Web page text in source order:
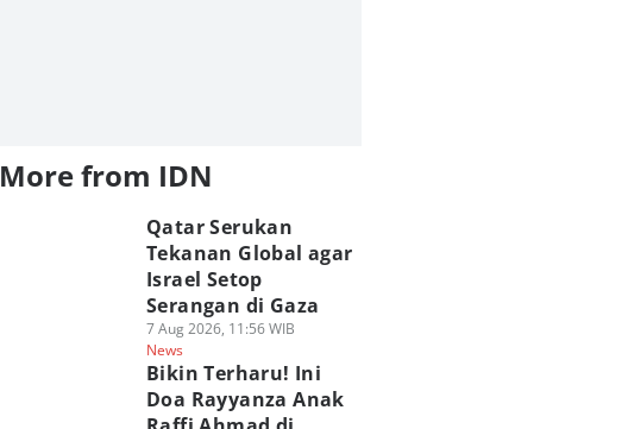
More from IDN
Qatar Serukan
Tekanan Global agar
Israel Setop
Serangan di Gaza
7 Aug 2026, 11:56 WIB
News
Bikin Terharu! Ini
Doa Rayyanza Anak